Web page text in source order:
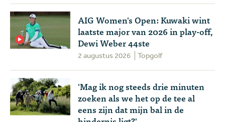
AIG Women's Open: Kuwaki wint
laatste major van 2026 in play-off,
Dewi Weber 44ste
2 augustus 2026 Topgolf
'Mag ik nog steeds drie minuten
zoeken als we het op de tee al
eens zijn dat mijn bal in de